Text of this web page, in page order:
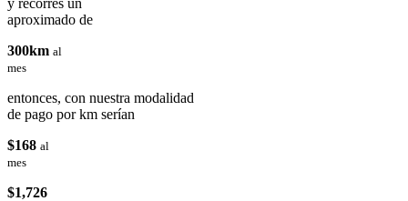
aproximado de
300km al
mes
entonces, con nuestra modalidad
de pago por km serían
$168 al
mes
$1,726